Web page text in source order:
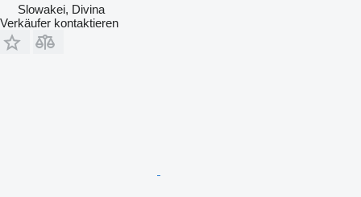
Slowakei, Divina
Verkäufer kontaktieren